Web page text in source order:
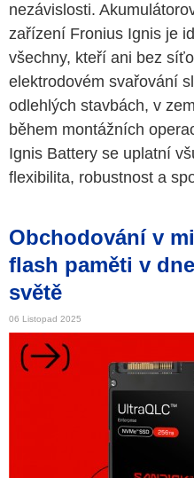
nezávislosti.
zařízení Fronius Ignis je
všechny, kteří ani bez
elektrodovém svařování
odlehlých stavbách, v
během montážních
Ignis Battery se uplatní
flexibilita, robustnost a
Obchodování v
flash paměti v
světě
06 Listopad 2025